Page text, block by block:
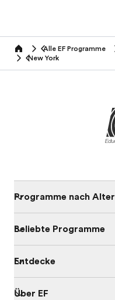
home Alle EF Programme
New York
Programme nach Alter
Beliebte Programme
Entdecke
Über EF